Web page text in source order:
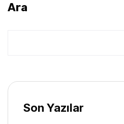
Ara
Son Yazılar